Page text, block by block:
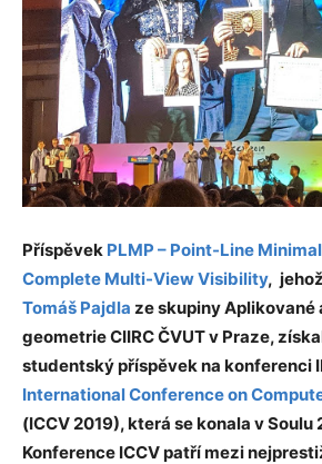
Příspěvek PLMP – Point-Line
Complete Multi-View Visibility,
Tomáš Pajdla ze skupiny Aplikované
geometrie CIIRC ČVUT v Praze,
studentský příspěvek na konferenci
International Conference on
(ICCV 2019), která se konala v Soulu
Konference ICCV patří mezi